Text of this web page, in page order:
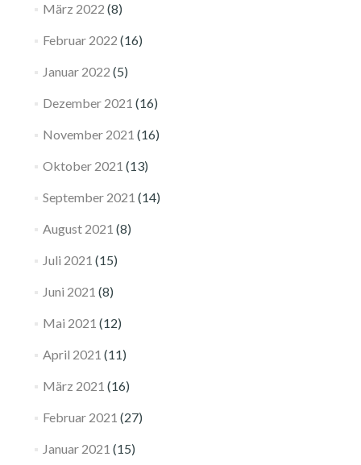
März 2022 (8)
Februar 2022 (16)
Januar 2022 (5)
Dezember 2021 (16)
November 2021 (16)
Oktober 2021 (13)
September 2021 (14)
August 2021 (8)
Juli 2021 (15)
Juni 2021 (8)
Mai 2021 (12)
April 2021 (11)
März 2021 (16)
Februar 2021 (27)
Januar 2021 (15)